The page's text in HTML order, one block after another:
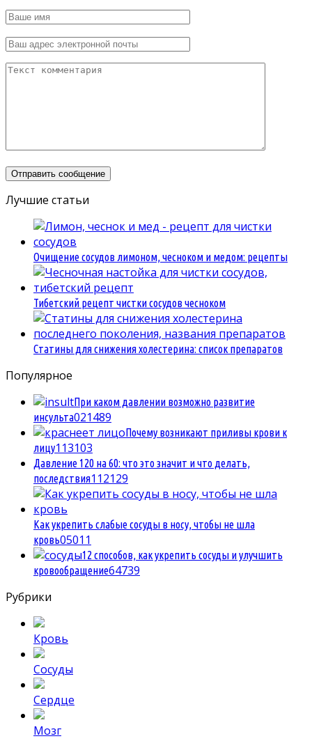
Лучшие статьи
Очищение сосудов лимоном, чесноком и медом: рецепты
Тибетский рецепт чистки сосудов чесноком
Статины для снижения холестерина: список препаратов
Популярное
При каком давлении возможно развитие
инсульта021489
Почему возникают приливы крови к
лицу1 13103
Давление 120 на 60: что это значит и что делать,
последствия1 12129
Как укрепить слабые сосуды в носу, чтобы не шла
кровь05011
12 способов, как укрепить сосуды и улучшить
кровообращение64739
Рубрики
Кровь
Сосуды
Сердце
Мозг